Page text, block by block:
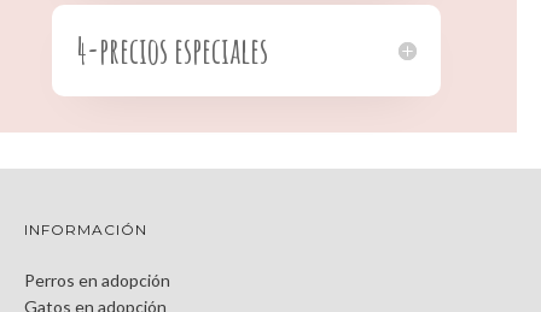
4-precios especiales
INFORMACIÓN
Perros en adopción
Gatos en adopción